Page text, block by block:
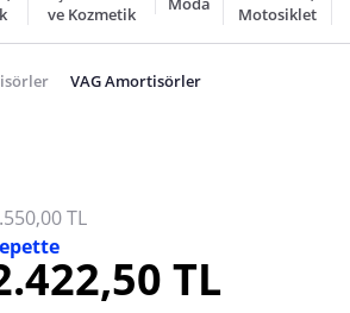
ve Kozmetik
Motosiklet
VAG Amortisörler
TL
TL